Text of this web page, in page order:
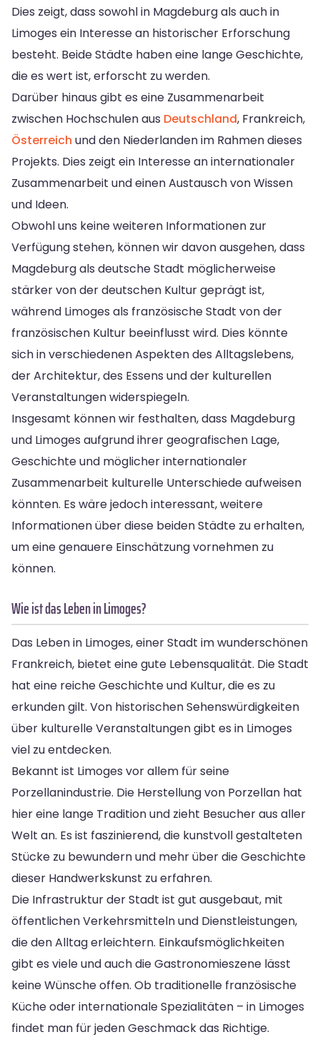
Dies zeigt, dass sowohl in Magdeburg als auch in
Limoges ein Interesse an historischer Erforschung
besteht. Beide Städte haben eine lange Geschichte,
die es wert ist, erforscht zu werden.
Darüber hinaus gibt es eine Zusammenarbeit
zwischen Hochschulen aus Deutschland, Frankreich,
Österreich und den Niederlanden im Rahmen dieses
Projekts. Dies zeigt ein Interesse an internationaler
Zusammenarbeit und einen Austausch von Wissen
und Ideen.
Obwohl uns keine weiteren Informationen zur
Verfügung stehen, können wir davon ausgehen, dass
Magdeburg als deutsche Stadt möglicherweise
stärker von der deutschen Kultur geprägt ist,
während Limoges als französische Stadt von der
französischen Kultur beeinflusst wird. Dies könnte
sich in verschiedenen Aspekten des Alltagslebens,
der Architektur, des Essens und der kulturellen
Veranstaltungen widerspiegeln.
Insgesamt können wir festhalten, dass Magdeburg
und Limoges aufgrund ihrer geografischen Lage,
Geschichte und möglicher internationaler
Zusammenarbeit kulturelle Unterschiede aufweisen
könnten. Es wäre jedoch interessant, weitere
Informationen über diese beiden Städte zu erhalten,
um eine genauere Einschätzung vornehmen zu
können.
Wie ist das Leben in Limoges?
Das Leben in Limoges, einer Stadt im wunderschönen
Frankreich, bietet eine gute Lebensqualität. Die Stadt
hat eine reiche Geschichte und Kultur, die es zu
erkunden gilt. Von historischen Sehenswürdigkeiten
über kulturelle Veranstaltungen gibt es in Limoges
viel zu entdecken.
Bekannt ist Limoges vor allem für seine
Porzellanindustrie. Die Herstellung von Porzellan hat
hier eine lange Tradition und zieht Besucher aus aller
Welt an. Es ist faszinierend, die kunstvoll gestalteten
Stücke zu bewundern und mehr über die Geschichte
dieser Handwerkskunst zu erfahren.
Die Infrastruktur der Stadt ist gut ausgebaut, mit
öffentlichen Verkehrsmitteln und Dienstleistungen,
die den Alltag erleichtern. Einkaufsmöglichkeiten
gibt es viele und auch die Gastronomieszene lässt
keine Wünsche offen. Ob traditionelle französische
Küche oder internationale Spezialitäten – in Limoges
findet man für jeden Geschmack das Richtige.